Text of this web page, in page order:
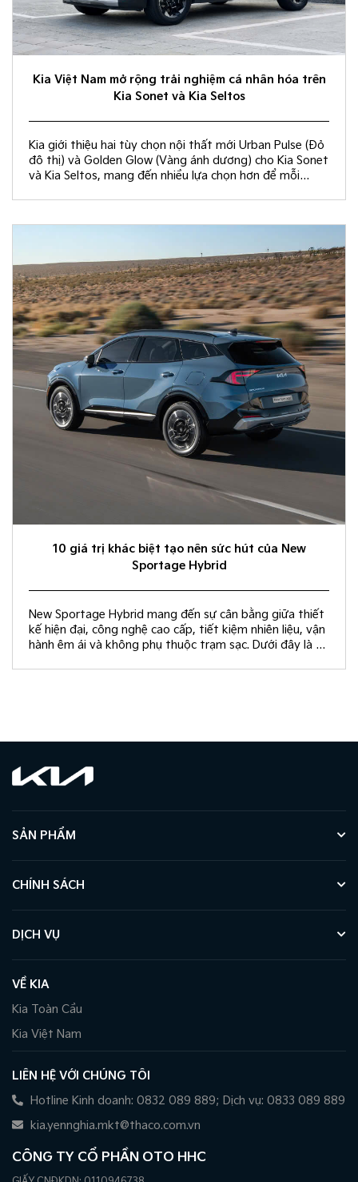
Kia Việt Nam mở rộng trải nghiệm cá nhân hóa trên
Kia Sonet và Kia Seltos
Kia giới thiệu hai tùy chọn nội thất mới Urban Pulse (Đỏ
đô thị) và Golden Glow (Vàng ánh dương) cho Kia Sonet
và Kia Seltos, mang đến nhiều lựa chọn hơn để mỗi
10 giá trị khác biệt tạo nên sức hút của New
Sportage Hybrid
New Sportage Hybrid mang đến sự cân bằng giữa thiết
kế hiện đại, công nghệ cao cấp, tiết kiệm nhiên liệu, vận
hành êm ái và không phụ thuộc trạm sạc. Dưới đây là 10
SẢN PHẨM
CHÍNH SÁCH
DỊCH VỤ
VỀ KIA
Kia Toàn Cầu
Kia Việt Nam
LIÊN HỆ VỚI CHÚNG TÔI
Hotline Kinh doanh: 0832 089 889; Dịch vụ: 0833 089 889
kia.yennghia.mkt@thaco.com.vn
CÔNG TY CỔ PHẦN OTO HHC